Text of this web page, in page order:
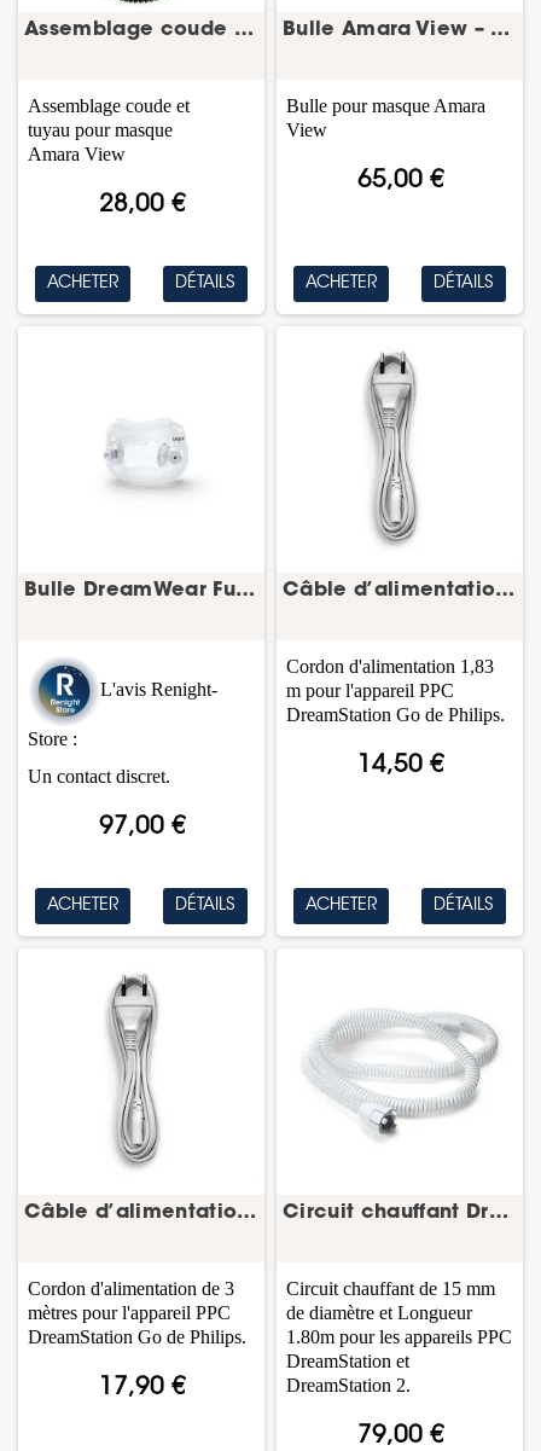
Assemblage coude et tuyau Amara View – Philips
28,00 €
Assemblage coude et
tuyau pour masque
AmaraView
ACHETER DÉTAILS
Bulle Amara View – bulle/coussin masque CPAP –...
65,00 €
Bulle pour masque Amara
View
ACHETER DÉTAILS
Bulle DreamWear Full Face – bulle/coussin...
97,00 €
L'avis Renight-
Store :
Un contact discret.
ACHETER DÉTAILS
Câble d’alimentation DreamStation Go 1,83 m –...
14,50 €
Cordon d'alimentation 1,83
m pour l'appareil PPC
DreamStation Go de Philips.
ACHETER DÉTAILS
Câble d’alimentation DreamStation Go 3 m – Philips
17,90 €
Cordon d'alimentation de 3
mètres pour l'appareil PPC
DreamStation Go de Philips.
Circuit chauffant DreamStation – tuyau CPAP –...
79,00 €
Circuit chauffant de 15 mm
de diamètre et Longueur
1.80m pour les appareils PPC
DreamStation et
DreamStation 2.